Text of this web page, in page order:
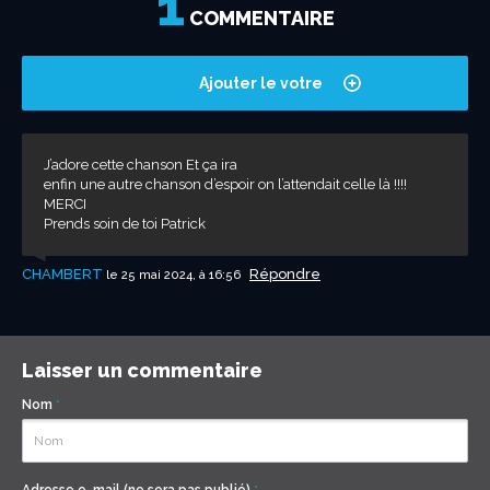
Ajouter le votre
COMMENTAIRE
J’adore cette chanson Et ça ira
enfin une autre chanson d’espoir on l’attendait celle là !!!!
MERCI
Prends soin de toi Patrick
CHAMBERT le 25 mai 2024, à 16:56 Répondre
Laisser un commentaire
Nom *